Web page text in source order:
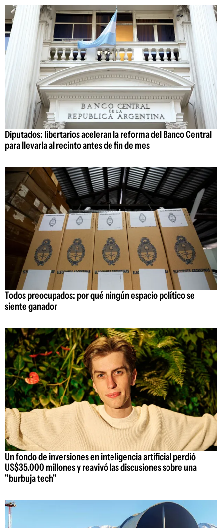
Diputados: libertarios aceleran la reforma del Banco Central
para llevarla al recinto antes de fin de mes
Todos preocupados: por qué ningún espacio político se
siente ganador
Un fondo de inversiones en inteligencia artificial perdió
US$35.000 millones y reavivó las discusiones sobre una
"burbuja tech"